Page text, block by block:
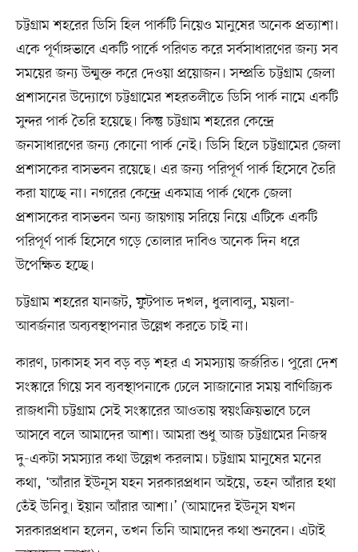
চট্টগ্রাম শহরের ডিসি হিল পার্কটি নিয়েও মানুষের অনেক প্রত্যাশা।
একে পূর্ণাঙ্গভাবে একটি পার্কে পরিণত করে সর্বসাধারণের জন্য সব
সময়ের জন্য উন্মুক্ত করে দেওয়া প্রয়োজন। সম্প্রতি চট্টগ্রাম জেলা
প্রশাসনের উদ্যোগে চট্টগ্রামের শহরতলীতে ডিসি পার্ক নামে একটি
সুন্দর পার্ক তৈরি হয়েছে। কিন্তু চট্টগ্রাম শহরের কেন্দ্রে
জনসাধারণের জন্য কোনো পার্ক নেই। ডিসি হিলে চট্টগ্রামের জেলা
প্রশাসকের বাসভবন রয়েছে। এর জন্য পরিপূর্ণ পার্ক হিসেবে তৈরি
করা যাচ্ছে না। নগরের কেন্দ্রে একমাত্র পার্ক থেকে জেলা
প্রশাসকের বাসভবন অন্য জায়গায় সরিয়ে নিয়ে এটিকে একটি
পরিপূর্ণ পার্ক হিসেবে গড়ে তোলার দাবিও অনেক দিন ধরে
উপেক্ষিত হচ্ছে।
চট্টগ্রাম শহরের যানজট, ফুটপাত দখল, ধুলাবালু, ময়লা-
আবর্জনার অব্যবস্থাপনার উল্লেখ করতে চাই না।
কারণ, ঢাকাসহ সব বড় বড় শহর এ সমস্যায় জর্জরিত। পুরো দেশ
সংস্কারে গিয়ে সব ব্যবস্থাপনাকে ঢেলে সাজানোর সময় বাণিজ্যিক
রাজধানী চট্টগ্রাম সেই সংস্কারের আওতায় স্বয়ংক্রিয়ভাবে চলে
আসবে বলে আমাদের আশা। আমরা শুধু আজ চট্টগ্রামের নিজস্ব
দু-একটা সমস্যার কথা উল্লেখ করলাম। চট্টগ্রাম মানুষের মনের
কথা, ‘আঁরার ইউনূস যহন সরকারপ্রধান অইয়ে, তহন আঁরার হথা
তেঁই উনিবু। ইয়ান আঁরার আশা।’ (আমাদের ইউনূস যখন
সরকারপ্রধান হলেন, তখন তিনি আমাদের কথা শুনবেন। এটাই